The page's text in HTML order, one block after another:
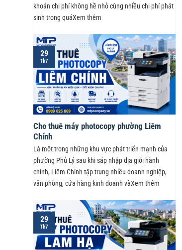
khoản chi phí không hề nhỏ cùng nhiều chi phí phát
sinh trong quáXem thêm
Cho thuê máy photocopy phường Liêm
Chính
Là một trong những khu vực phát triển mạnh của
phường Phủ Lý sau khi sáp nhập địa giới hành
chính, Liêm Chính tập trung nhiều doanh nghiệp,
văn phòng, cửa hàng kinh doanh vàXem thêm
29
Th7
29
Th7